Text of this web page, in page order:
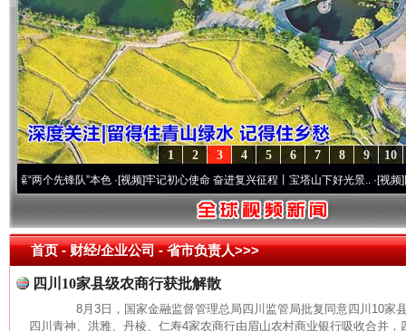
10
9
8
7
6
5
4
3
2
1
个先锋队”本色·[视频]牢记初心使命 奋进复兴征程丨宝塔山下好光景..·[视频]因党而
首页- 财经/企业公司 -省市负责人>>>
四川10家县级农商行获批解散
8月3日，国家金融监督管理总局四川监管局批复同意四川10
四川青神、洪雅、丹棱、仁寿4家农商行由眉山农村商业银行吸收合并